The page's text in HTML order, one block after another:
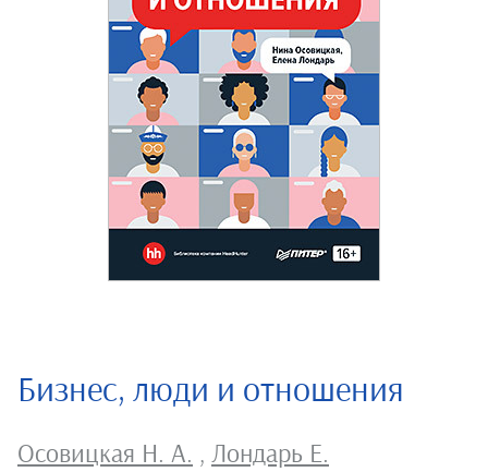
Бизнес, люди и отношения
Осовицкая Н. А. , Лондарь Е.